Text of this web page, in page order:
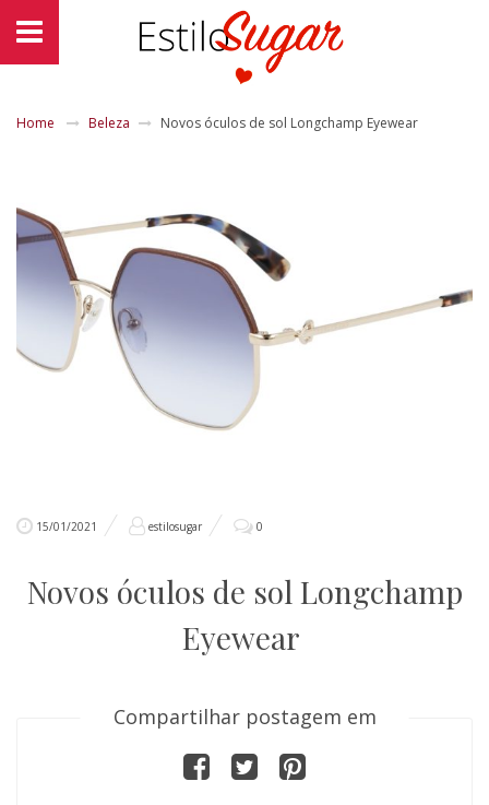
Home Beleza Novos óculos de sol Longchamp Eyewear
15/01/2021 estilosugar 0
Novos óculos de sol Longchamp
Eyewear
Compartilhar postagem em